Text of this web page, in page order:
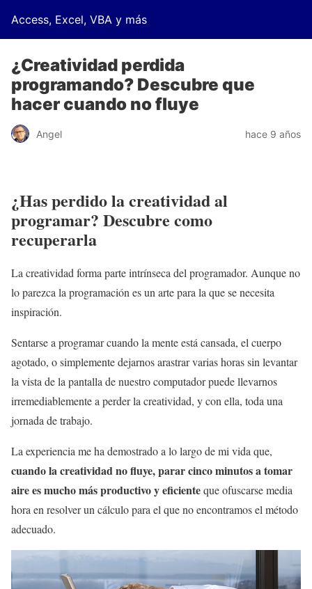
Access, Excel, VBA y más
¿Creatividad perdida
programando? Descubre que
hacer cuando no fluye
Angel hace 9 años
¿Has perdido la creatividad al
programar? Descubre como
recuperarla
La creatividad forma parte intrínseca del programador. Aunque no
lo parezca la programación es un arte para la que se necesita
inspiración.
Sentarse a programar cuando la mente está cansada, el cuerpo
agotado, o simplemente dejarnos arastrar varias horas sin levantar
la vista de la pantalla de nuestro computador puede llevarnos
irremediablemente a perder la creatividad, y con ella, toda una
jornada de trabajo.
La experiencia me ha demostrado a lo largo de mi vida que,
cuando la creatividad no fluye, parar cinco minutos a tomar
aire es mucho más productivo y eficienteque ofuscarse media
hora en resolver un cálculo para el que no encontramos el método
adecuado.